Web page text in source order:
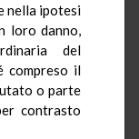
nella ipotesi
loro danno,
del
compreso il
o parte
contrasto